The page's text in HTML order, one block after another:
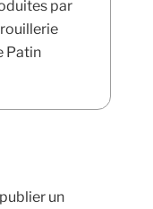
par
Patin
un